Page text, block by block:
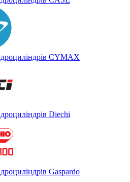
CYMAX
Diechi
Gaspardo